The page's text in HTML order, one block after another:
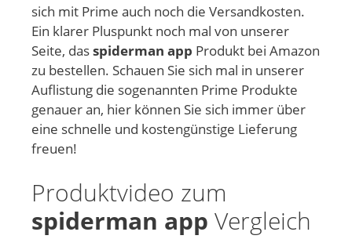
sich mit Prime auch noch die Versandkosten.
Ein klarer Pluspunkt noch mal von unserer
Seite, dasspiderman app Produkt bei Amazon
zu bestellen. Schauen Sie sich mal in unserer
Auflistung die sogenannten Prime Produkte
genauer an, hier können Sie sich immer über
eine schnelle und kostengünstige Lieferung
freuen!
Produktvideo zum
spiderman app Vergleich